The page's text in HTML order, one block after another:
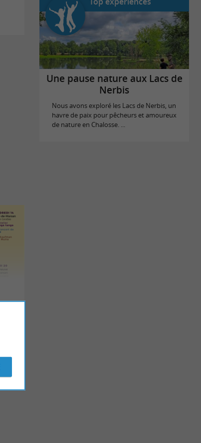
Une pause nature aux Lacs de
Nerbis
Nous avons exploré les Lacs de Nerbis, un
havre de paix pour pêcheurs et amoureux
de nature en Chalosse. ...